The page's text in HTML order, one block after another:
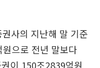
사의 지난해 말 기준
으로 전년 말보다
이 150조2839억원